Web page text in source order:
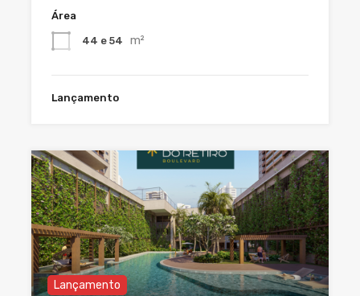
Área
44 e 54 m²
Lançamento
Lançamento